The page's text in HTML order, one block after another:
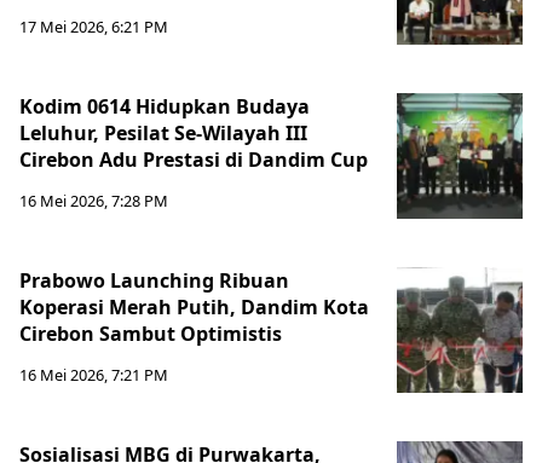
17 Mei 2026, 6:21 PM
Kodim 0614 Hidupkan Budaya
Leluhur, Pesilat Se-Wilayah III
Cirebon Adu Prestasi di Dandim Cup
16 Mei 2026, 7:28 PM
Prabowo Launching Ribuan
Koperasi Merah Putih, Dandim Kota
Cirebon Sambut Optimistis
16 Mei 2026, 7:21 PM
Sosialisasi MBG di Purwakarta,